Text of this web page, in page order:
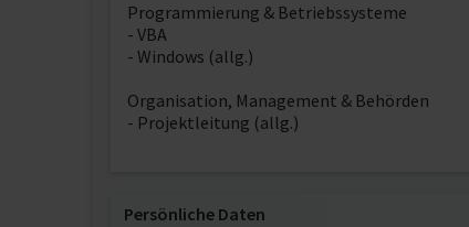
Programmierung & Betriebssysteme
- VBA
- Windows (allg.)
Organisation, Management & Behörden
- Projektleitung (allg.)
Persönliche Daten